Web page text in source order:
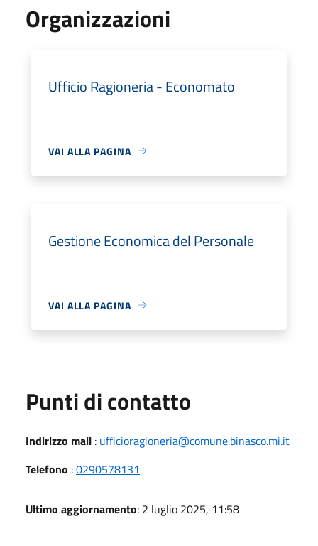
Organizzazioni
Ufficio Ragioneria - Economato
VAI ALLA PAGINA
Gestione Economica del Personale
VAI ALLA PAGINA
Punti di contatto
Indirizzo mail : ufficioragioneria@comune.binasco.mi.it
Telefono :0290578131
Ultimo aggiornamento: 2 luglio 2025, 11:58